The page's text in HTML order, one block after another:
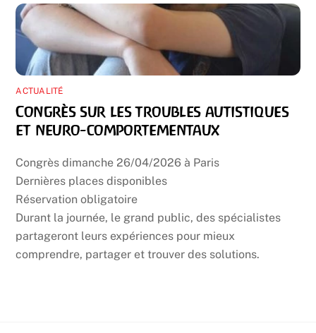
ACTUALITÉ
Congrès sur les troubles autistiques
et neuro-comportementaux
Congrès dimanche 26/04/2026 à Paris
Dernières places disponibles
Réservation obligatoire
Durant la journée, le grand public, des spécialistes
partageront leurs expériences pour mieux
comprendre, partager et trouver des solutions.